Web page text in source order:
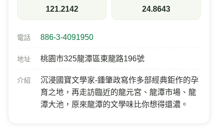
目前天氣
測站： 國三N072K距離 3.4 公里 2026/08/08 22:50
天氣
陰有雨
氣溫
23.7
℃
相對濕度
94
%